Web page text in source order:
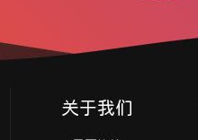
关于我们